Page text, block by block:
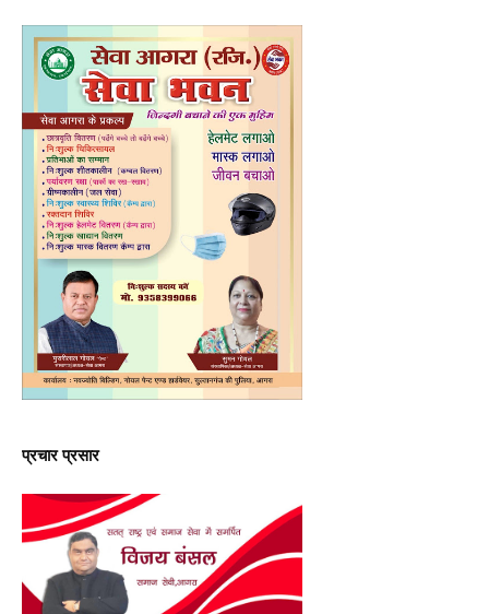
प्रचार प्रसार